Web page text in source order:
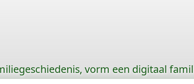
vorm een digitaal